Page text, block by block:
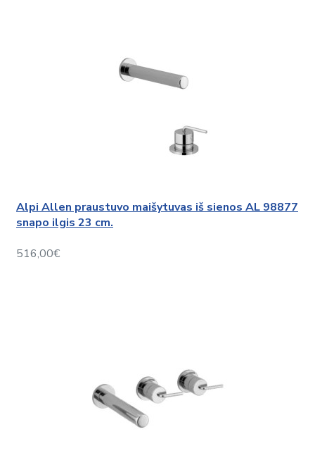
Alpi Allen praustuvo maišytuvas iš sienos AL 98877
snapo ilgis 23 cm.
516,00€